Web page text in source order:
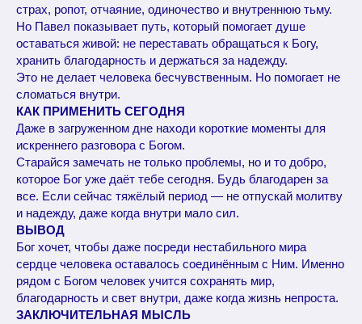
страх, ропот, отчаяние, одиночество и внутреннюю тьму.
Но Павел показывает путь, который помогает душе
оставаться живой: не переставать обращаться к Богу,
хранить благодарность и держаться за надежду.
Это не делает человека бесчувственным. Но помогает не
сломаться внутри.
КАК ПРИМЕНИТЬ СЕГОДНЯ
Даже в загруженном дне находи короткие моменты для
искреннего разговора с Богом.
Старайся замечать не только проблемы, но и то добро,
которое Бог уже даёт тебе сегодня. Будь благодарен за
все. Если сейчас тяжёлый период — не отпускай молитву
и надежду, даже когда внутри мало сил.
ВЫВОД
Бог хочет, чтобы даже посреди нестабильного мира
сердце человека оставалось соединённым с Ним. Именно
рядом с Богом человек учится сохранять мир,
благодарность и свет внутри, даже когда жизнь непроста.
ЗАКЛЮЧИТЕЛЬНАЯ МЫСЛЬ